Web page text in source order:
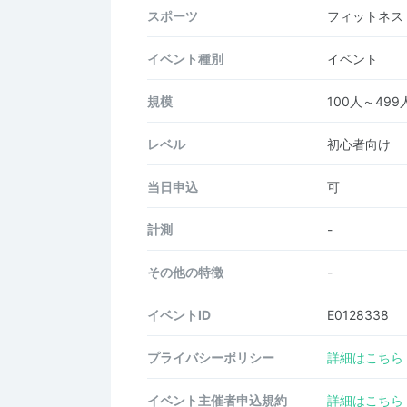
スポーツ フィットネス
イベント種別 イベント
規模 100人～499
レベル 初心者向け
当日申込 可
計測 -
その他の特徴 -
イベントID E0128338
プライバシーポリシー 詳細はこちら
イベント主催者申込規約 詳細はこちら